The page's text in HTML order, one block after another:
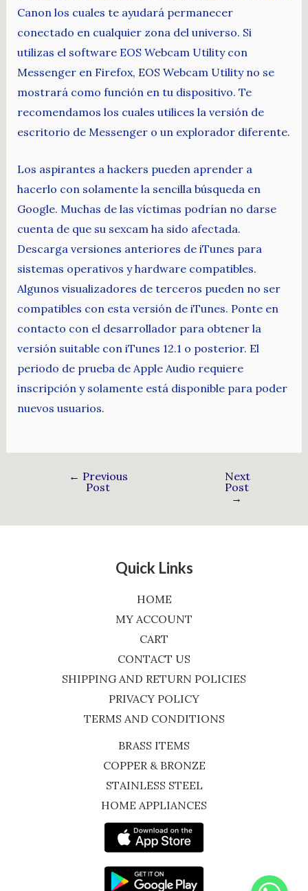
Canon los cuales te ayudará permanecer
conectado en cualquier zona del universo. Si
utilizas el software EOS Webcam Utility con
Messenger en Firefox, EOS Webcam Utility no se
mostrará como función en tu dispositivo. Te
recomendamos los cuales utilices la versión de
escritorio de Messenger o un explorador diferente.
Los aspirantes a hackers pueden aprender a
hacerlo con solamente la sencilla búsqueda en
Google. Muchas de las víctimas podrían no darse
cuenta de que su sexcam ha sido afectada.
Descarga versiones anteriores de iTunes para
sistemas operativos y hardware compatibles.
Algunos visualizadores de terceros pueden no ser
compatibles con esta versión de iTunes. Ponte en
contacto con el desarrollador para obtener la
versión suitable con iTunes 12.1 o posterior. El
periodo de prueba de Apple Audio requiere
inscripción y solamente está disponible para poder
nuevos usuarios.
← Previous
Post
Next
Post
→
Quick Links
HOME
MY ACCOUNT
CART
CONTACT US
SHIPPING AND RETURN POLICIES
PRIVACY POLICY
TERMS AND CONDITIONS
BRASS ITEMS
COPPER & BRONZE
STAINLESS STEEL
HOME APPLIANCES
WhatsApp